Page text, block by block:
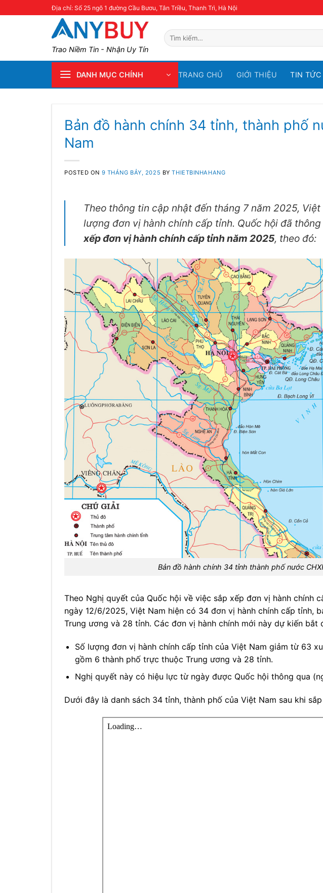
Địa chỉ: Số 25 ngõ 1 đường Cầu Bươu, Tân Triều, Thanh Trì, Hà Nội
Trao Niềm Tin - Nhận Uy Tín
Tìm
kiếm:
DANH MỤC CHÍNH TRANG CHỦ GIỚI THIỆU TIN TỨC
Bản đồ hành chính 34 tỉnh, thành phố
Nam
POSTED ON 9 THÁNG BẢY, 2025 BYTHIETBINHAHANG
Theo thông tin cập nhật đến tháng 7 năm 2025,
lượng đơn vị hành chính cấp tỉnh. Quốc hội đã
xếp đơn vị hành chính cấp tỉnh năm 2025, theo đó:
Bản đồ hành chính 34 tỉnh thành phố nước
Theo Nghị quyết của Quốc hội về việc sắp xếp đơn vị hành chính
ngày 12/6/2025, Việt Nam hiện có 34 đơn vị hành chính cấp tỉnh,
Trung ương và 28 tỉnh. Các đơn vị hành chính mới này dự kiến
Số lượng đơn vị hành chính cấp tỉnh của Việt Nam giảm từ 63
gồm 6 thành phố trực thuộc Trung ương và 28 tỉnh.
Nghị quyết này có hiệu lực từ ngày được Quốc hội thông qua
Dưới đây là danh sách 34 tỉnh, thành phố của Việt Nam sau khi